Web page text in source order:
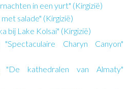
in een yurt" (Kirgizië)
salade" (Kirgizië)
bij Lake Kolsai" (Kirgizië)
Charyn Canyon"
kathedralen van Almaty"